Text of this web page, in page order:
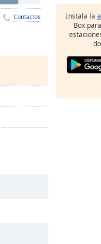
Contactos Instala la
Box